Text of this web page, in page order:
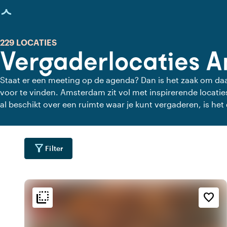
geladen
Vergaderlocaties
229 LOCATIES
Staat er een meeting op de agenda? Dan is het zaak om
voor te vinden. Amsterdam zit vol met inspirerende
al beschikt over een ruimte waar je kunt vergaderen, is het
een frisse blik en leidt tot nieuwe inzichten.
filter_alt Filter
flip_to_back favorite_border
flip_to_back Sfeer en esthetiek
factory
Bereikbaarheid en ligging
info